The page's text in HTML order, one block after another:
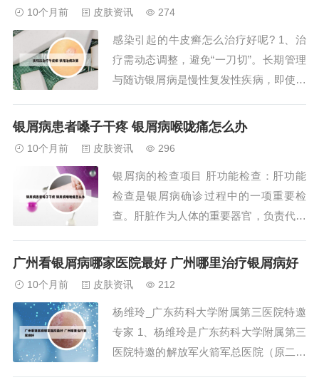
吃的，如果你是想把免疫力调节到一个平
衡的状态，可以...
10个月前 皮肤资讯 274
感染引起的牛皮癣怎么治疗好呢? 1、治
疗需动态调整，避免“一刀切”。长期管理
与随访银屑病是慢性复发性疾病，即使症
或低剂量光疗）。患者需避免诱因（如感
频率、皮损类型（如斑块型、关节型）调
整方案，...
银屑病患者嗓子干疼 银屑病喉咙痛怎么办
10个月前 皮肤资讯 296
银屑病的检查项目 肝功能检查：肝功能
检查是银屑病确诊过程中的一项重要检
查。肝脏作为人体的重要器官，负责代谢
响身体的免疫机能，从而可能诱发或加剧
病的发病有关。皮肤检查医生通过肉眼观
察患者皮肤的病...
广州看银屑病哪家医院最好 广州哪里治疗银屑病好
10个月前 皮肤资讯 212
杨维玲_广东药科大学附属第三医院特邀
专家 1、杨维玲是广东药科大学附属第三
医院特邀的解放军火箭军总医院（原二炮